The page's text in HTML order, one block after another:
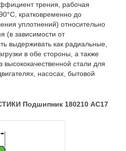
трения, рабочая
кратковременно до
уплотнений) относительно
(в зависимости от
выдерживать как радиальные,
в обе стороны, а также
высококачественной стали для
насосах, бытовой
Подшипник 180210 АС17